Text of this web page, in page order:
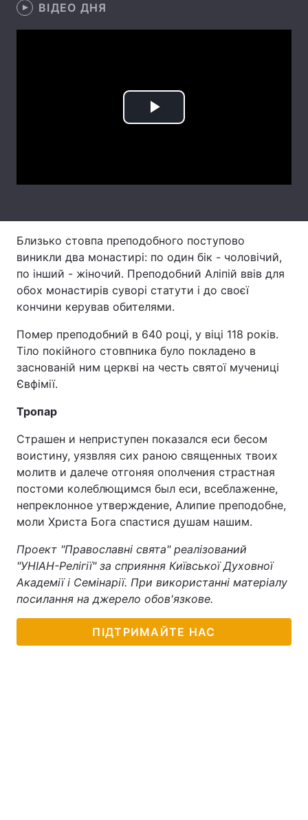
Архів
Тема оформлення
ВІДЕО ДНЯ
Play
Близько стовпа преподобного поступово
виникли два монастирі: по один бік - чоловічий,
по інший - жіночий. Преподобний Аліпій ввів для
обох монастирів суворі статути і до своєї
кончини керував обителями.
Помер преподобний в 640 році, у віці 118 років.
Тіло покійного стовпника було покладено в
заснованій ним церкві на честь святої мучениці
Євфімії.
Тропар
Страшен и неприступен показался еси бесом
воистину, уязвляя сих раною священных твоих
молитв и далече отгоняя ополчения страстная
постоми колеблющимся был еси, всеблаженне,
непреклонное утверждение, Алипие преподобне,
моли Христа Бога спастися душам нашим.
Проект "Православні свята" реалізований
"УНІАН-Релігії" за сприяння Київської Духовної
Академії і Семінарії. При використанні матеріалу
посилання на джерело обов'язкове.
ПІДТРИМАЙТЕ НАС